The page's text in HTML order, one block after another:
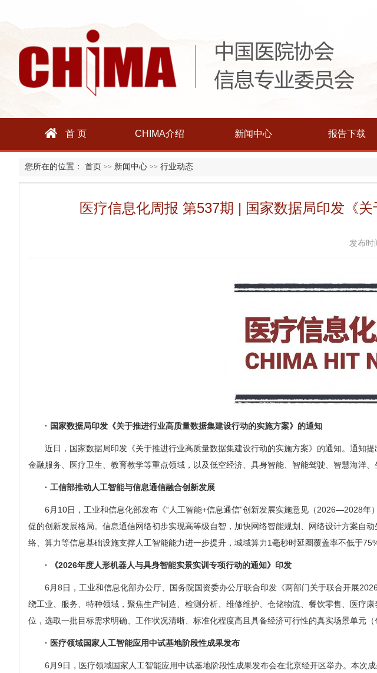
首 页 CHIMA介绍 新闻中心 报告下载
您所在的位置： 首页 >> 新闻中心 >> 行业动态
医疗信息化周报 第537期 | 国家数据局印发《
发布时
· 国家数据局印发《关于推进行业高质量数据集建设行动的实施方案》的通知
近日，国家数据局印发《关于推进行业高质量数据集建设行动的实施方案》的通知。通知
金融服务、医疗卫生、教育教学等重点领域，以及低空经济、具身智能、智能驾驶、智慧海洋
· 工信部推动人工智能与信息通信融合创新发展
6月10日，工业和信息化部发布《“人工智能+信息通信”创新发展实施意见（2026—2028
促的创新发展格局。信息通信网络初步实现高等级自智，加快网络智能规划、网络设计方案自
络、算力等信息基础设施支撑人工智能能力进一步提升，城域算力1毫秒时延圈覆盖率不低于
· 《2026年度人形机器人与具身智能实景实训专项行动的通知》印发
6月8日，工业和信息化部办公厅、国务院国资委办公厅联合印发《两部门关于联合开展
绕工业、服务、特种领域，聚焦生产制造、检测分析、维修维护、仓储物流、餐饮零售、医疗
位，选取一批目标需求明确、工作状况清晰、标准化程度高且具备经济可行性的真实场景单元
· 医疗领域国家人工智能应用中试基地阶段性成果发布
6月9日，医疗领域国家人工智能应用中试基地阶段性成果发布会在北京经开区举办。本次